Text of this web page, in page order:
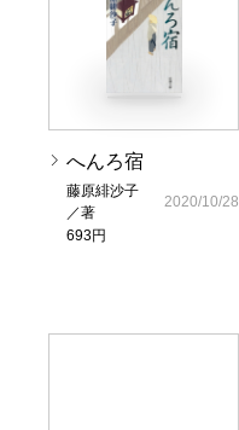
へんろ宿
藤原緋沙子
／著
693円
2020/10/28